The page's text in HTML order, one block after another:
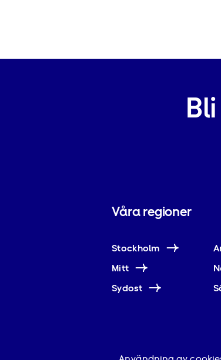
Våra regioner
Stockholm
Mitt
Sydost